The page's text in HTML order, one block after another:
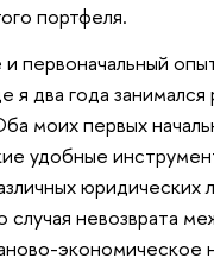
портфеля.
первоначальный
я два года
моих первых
удобные
случая невозврата